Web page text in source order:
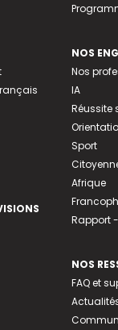
NOS
Nos
IA
Réussite
Sport
Afrique
Rapport
NOS
FAQ et